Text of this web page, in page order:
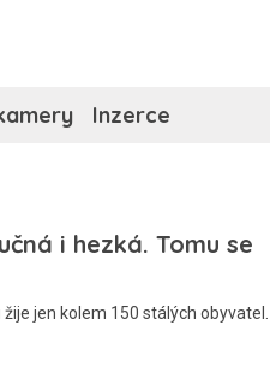
Inzerce
i hezká. Tomu se
jen kolem 150 stálých obyvatel.